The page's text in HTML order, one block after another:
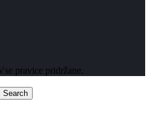
pravice pridržane.
Search